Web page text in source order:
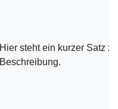
Hier steht ein kurzer Satz
Beschreibung.